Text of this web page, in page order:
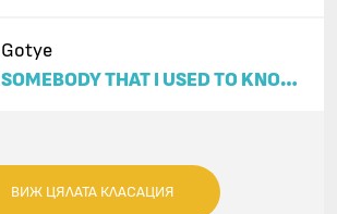
Gotye
SOMEBODY THAT I USED TO KNOW
ВИЖ ЦЯЛАТА КЛАСАЦИЯ